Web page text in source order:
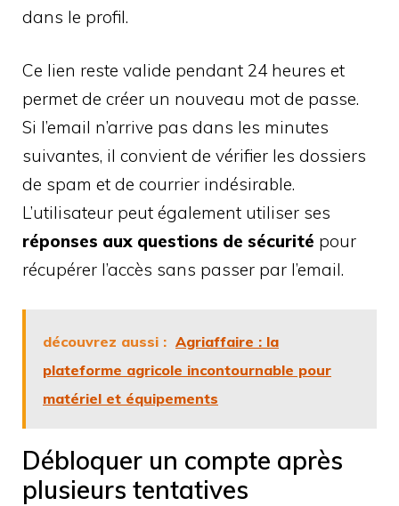
dans le profil.
Ce lien reste valide pendant 24 heures et
permet de créer un nouveau mot de passe.
Si l’email n’arrive pas dans les minutes
suivantes, il convient de vérifier les dossiers
de spam et de courrier indésirable.
L’utilisateur peut également utiliser ses
réponses aux questions de sécurité pour
récupérer l’accès sans passer par l’email.
découvrez aussi : Agriaffaire : la
plateforme agricole incontournable pour
matériel et équipements
Débloquer un compte après
plusieurs tentatives